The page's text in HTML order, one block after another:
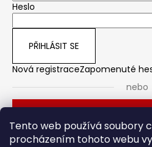
Tento web používá soubory
procházením tohoto webu
Heslo
PŘIHLÁSIT SE
Nová registraceZapomenuté
nebo